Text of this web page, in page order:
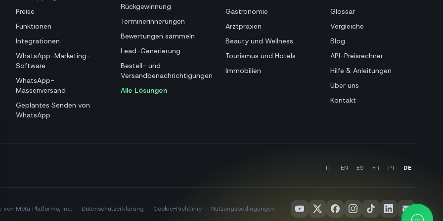
Preise
Funktionen
Integrationen
WhatsApp-Marketing-
Software
WhatsApp-
Massenversand
Geplantes Senden von
WhatsApp
Rückgewinnung
Terminerinnerungen
Bewertungen sammeln
Lead-Generierung
Bestell- und
Versandbenachrichtigungen
Alle Lösungen
Gastronomie
Arztpraxen
Beauty und Wellness
Tourismus und Hotels
Immobilien
Glossar
Vergleiche
Blog
API-Preisrechner
Hilfe & Anleitungen
Über uns
Kontakt
IT EN ES FR PT DE
von Meta Platforms, Inc. · Datenschutzerklärung · Cookie-Richtlinie · Nutzungsbedingungen